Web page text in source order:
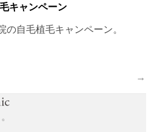
キャンペーン
の自毛植毛キャンペーン。
→